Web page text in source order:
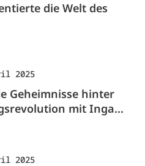
die Welt des
2025
Geheimnisse hinter
mit Inga
2025